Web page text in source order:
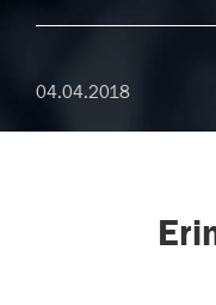
04.04.2018